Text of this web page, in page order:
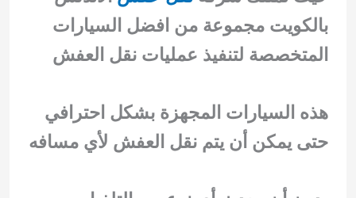
بالكويت مجموعة من افضل السيارات
المتخصصة لتنفيذ عمليات نقل العفش
هذه السيارات المجهزة بشكل احترافي
حتى يمكن أن يتم نقل العفش لأي مسافه